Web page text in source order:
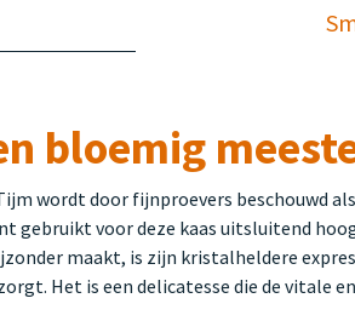
bloemig
wordt door fijnproevers beschouwd
gebruikt voor deze kaas uitsluitend
maakt, is zijn kristalheldere
Het is een delicatesse die de vitale